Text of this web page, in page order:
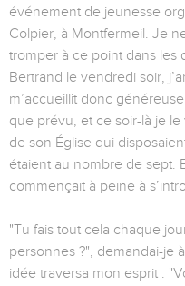
événement de jeunesse
Colpier, à Montfermeil. Je
tromper à ce point dans les
Bertrand le vendredi soir,
m’accueillit donc
que prévu, et ce soir-là je
de son Église qui
étaient au nombre de sept.
commençait à peine à
"Tu fais tout cela chaque
personnes ?", demandai-je
idée traversa mon esprit :